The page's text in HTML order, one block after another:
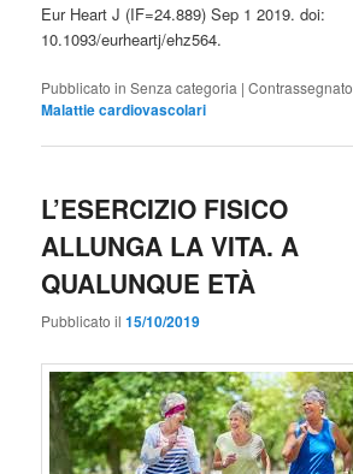
Eur Heart J (IF=24.889) Sep 1 2019. doi:
10.1093/eurheartj/ehz564.
Pubblicato in Senza categoria |Contrassegnato
Malattie cardiovascolari
L’ESERCIZIO FISICO
ALLUNGA LA VITA. A
QUALUNQUE ETÀ
Pubblicato il15/10/2019